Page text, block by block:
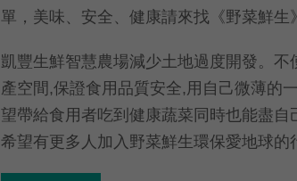
單，美味、安全、健康請來找《野菜鮮生》
凱豐生鮮智慧農場減少土地過度開發。
產空間,保證食用品質安全,用自己微薄的
望帶給食用者吃到健康蔬菜同時也能盡自
希望有更多人加入野菜鮮生環保愛地球的